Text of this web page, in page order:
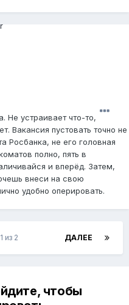
Не устраивает что-то,
Вакансия пустовать точно не
Росбанка, не его головная
полно, пять в
и вперёд. Затем,
внеси на свою
удобно оперировать.
ДАЛЕЕ
из 2
чтобы